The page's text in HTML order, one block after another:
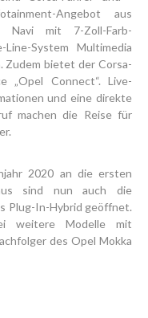
Angebot aus
Navi mit 7-Zoll-Farb-
System Multimedia
Zudem bietet der Corsa-
„Opel Connect“. Live-
und eine direkte
machen die Reise für
2020 an die ersten
sind nun auch die
Plug-In-Hybrid geöffnet.
weitere Modelle mit
des Opel Mokka